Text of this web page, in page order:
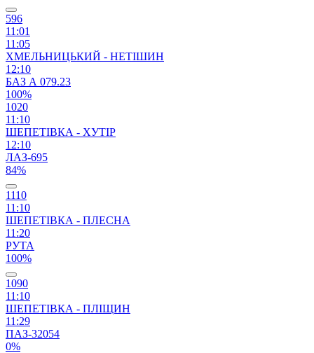
596
11:01
11:05
ХМЕЛЬНИЦЬКИЙ - НЕТІШИН
12:10
БАЗ А 079.23
100%
1020
11:10
ШЕПЕТІВКА - ХУТІР
12:10
ЛАЗ-695
84%
1110
11:10
ШЕПЕТІВКА - ПЛЕСНА
11:20
РУТА
100%
1090
11:10
ШЕПЕТІВКА - ПЛІЩИН
11:29
ПАЗ-32054
0%